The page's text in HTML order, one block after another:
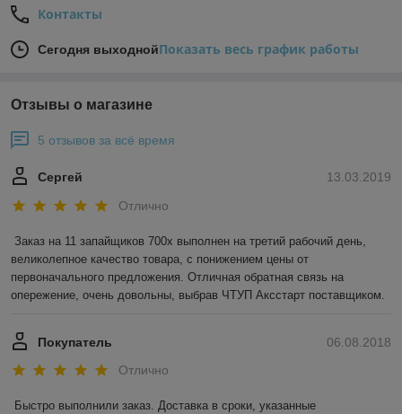
Контакты
Сегодня выходнойПоказать весь график работы
Отзывы о магазине
5 отзывов за всё время
13.03.2019
Сергей
Отлично
Заказ на 11 запайщиков 700х выполнен на третий рабочий день,
великолепное качество товара, с понижением цены от
первоначального предложения. Отличная обратная связь на
опережение, очень довольны, выбрав ЧТУП Аксстарт поставщиком.
06.08.2018
Покупатель
Отлично
Быстро выполнили заказ. Доставка в сроки, указанные